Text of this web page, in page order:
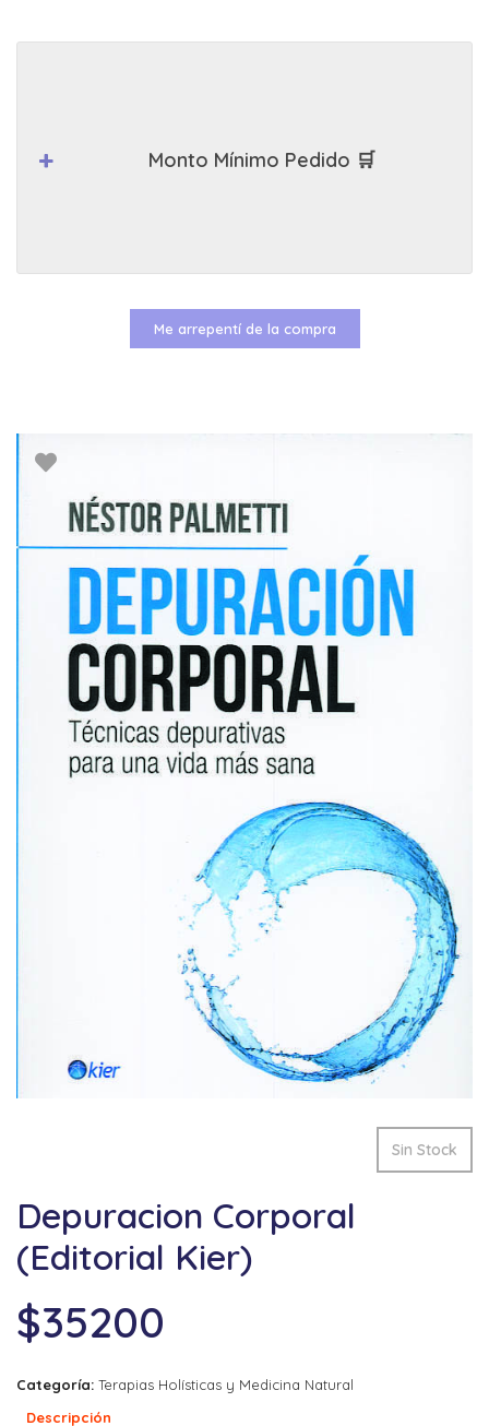
Sin Stock
Depuracion Corporal
(Editorial Kier)
$35200
Categoría: Terapias Holísticas y Medicina Natural
Descripción
Monto Mínimo Pedido 🛒
Me arrepentí de la compra